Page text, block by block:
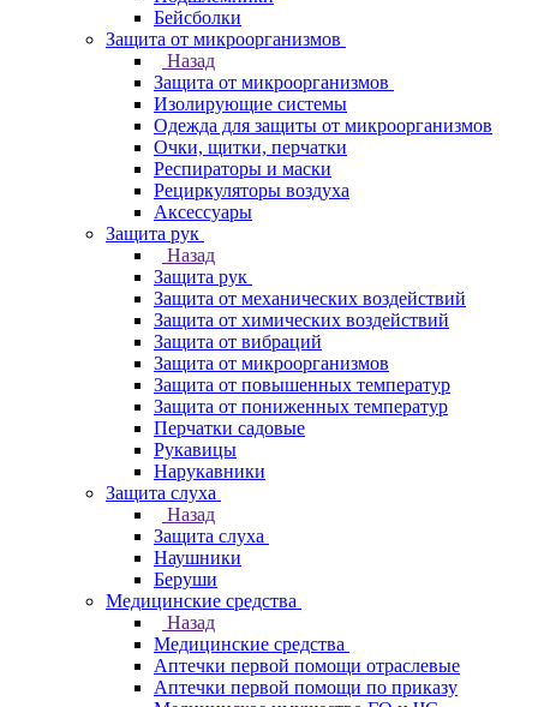
Бейсболки
Защита от микроорганизмов
Назад
Защита от микроорганизмов
Изолирующие системы
Одежда для защиты от микроорганизмов
Очки, щитки, перчатки
Респираторы и маски
Рециркуляторы воздуха
Аксессуары
Защита рук
Назад
Защита рук
Защита от механических воздействий
Защита от химических воздействий
Защита от вибраций
Защита от микроорганизмов
Защита от повышенных температур
Защита от пониженных температур
Перчатки садовые
Рукавицы
Нарукавники
Защита слуха
Назад
Защита слуха
Наушники
Беруши
Медицинские средства
Назад
Медицинские средства
Аптечки первой помощи отраслевые
Аптечки первой помощи по приказу